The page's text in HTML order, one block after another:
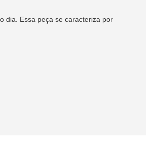
dia. Essa peça se caracteriza por